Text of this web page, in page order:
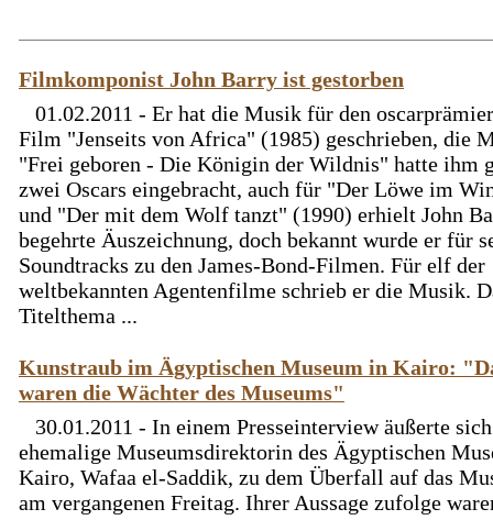
Filmkomponist John Barry ist gestorben
01.02.2011 - Er hat die Musik für den
Film "Jenseits von Africa" (1985) geschrieben, die
"Frei geboren - Die Königin der Wildnis" hatte ihm
zwei Oscars eingebracht, auch für "Der Löwe im
und "Der mit dem Wolf tanzt" (1990) erhielt John
begehrte Äuszeichnung, doch bekannt wurde er für
Soundtracks zu den James-Bond-Filmen. Für elf der
weltbekannten Agentenfilme schrieb er die Musik.
Titelthema ...
Kunstraub im Ägyptischen Museum in Kairo:
waren die Wächter des Museums"
30.01.2011 - In einem Presseinterview äußerte
ehemalige Museumsdirektorin des Ägyptischen
Kairo, Wafaa el-Saddik, zu dem Überfall auf das
am vergangenen Freitag. Ihrer Aussage zufolge